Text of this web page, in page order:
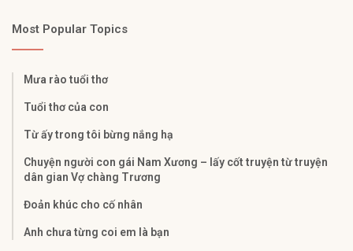
Most Popular Topics
Mưa rào tuổi thơ
Tuổi thơ của con
Từ ấy trong tôi bừng nắng hạ
Chuyện người con gái Nam Xương – lấy cốt truyện từ truyện
dân gian Vợ chàng Trương
Đoản khúc cho cố nhân
Anh chưa từng coi em là bạn